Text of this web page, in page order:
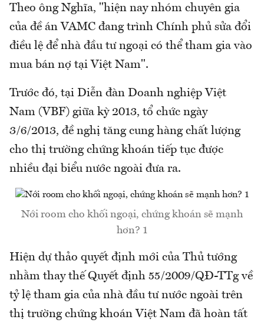
Theo ông Nghĩa, "hiện nay nhóm chuyên gia
của đề án VAMC đang trình Chính phủ sửa đổi
điều lệ để nhà đầu tư ngoại có thể tham gia vào
mua bán nợ tại Việt Nam".
Trước đó, tại Diễn đàn Doanh nghiệp Việt
Nam (VBF) giữa kỳ 2013, tổ chức ngày
3/6/2013, đề nghị tăng cung hàng chất lượng
cho thị trường chứng khoán tiếp tục được
nhiều đại biểu nước ngoài đưa ra.
Nới room cho khối ngoại, chứng khoán sẽ mạnh
hơn? 1
Hiện dự thảo quyết định mới của Thủ tướng
nhằm thay thế Quyết định 55/2009/QĐ-TTg về
tỷ lệ tham gia của nhà đầu tư nước ngoài trên
thị trường chứng khoán Việt Nam đã hoàn tất